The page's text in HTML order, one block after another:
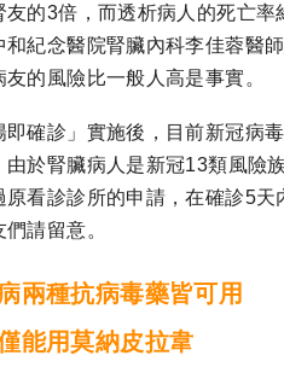
友的3倍，而透析病人的死亡
和紀念醫院腎臟內科李佳蓉醫
的風險比一般人高是事實。
即確診」實施後，目前新冠病
於腎臟病人是新冠13類風險
原看診診所的申請，在確診5
請留意。
兩種抗病毒藥皆可用
能用莫納皮拉韋